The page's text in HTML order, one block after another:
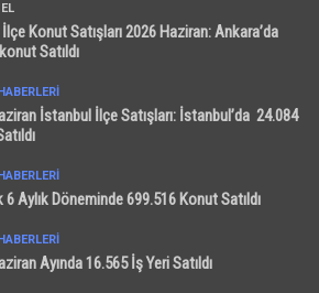
Konut Satışları 2026 Haziran: Ankara’da
Satıldı
İstanbul İlçe Satışları: İstanbul’da 24.084
6 Aylık Döneminde 699.516 Konut Satıldı
Ayında 16.565 İş Yeri Satıldı